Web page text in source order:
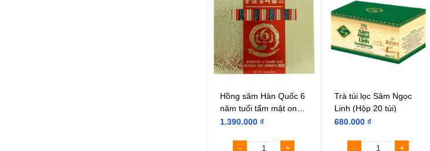
Hồng sâm Hàn Quốc 6
năm tuổi tẩm mật ong
(Hộp 300g)
1.390.000₫
Trà túi lọc Sâm Ngọc
Linh (Hộp 20 túi)
680.000₫